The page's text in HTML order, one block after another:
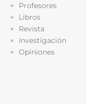
Profesores
Libros
Revista
Investigación
Opiniones